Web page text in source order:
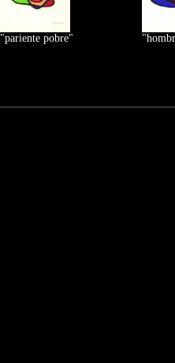
"pariente pobre"